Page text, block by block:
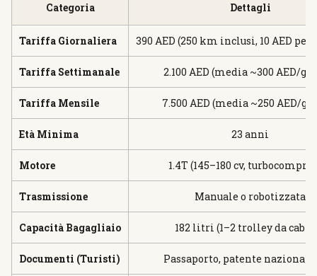
Categoria Dettagli
Tariffa Giornaliera 390 AED (250 km inclusi, 10 AED
Tariffa Settimanale 2.100 AED (media ~300 AED/
Tariffa Mensile 7.500 AED (media ~250 AED/
Età Minima 23 anni
Motore 1.4T (145–180 cv,
Trasmissione Manuale o robotizzata
Capacità Bagagliaio 182 litri (1–2 trolley da
Documenti (Turisti) Passaporto, patente